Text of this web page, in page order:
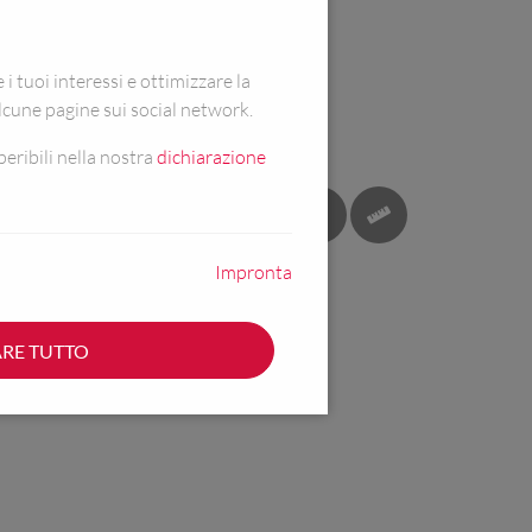
tuoi interessi e ottimizzare la
pagine sui social network.
nella nostra dichiarazione
Impronta
TUTTO